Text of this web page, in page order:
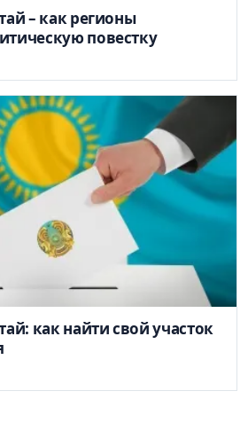
– как регионы
повестку
как найти свой участок